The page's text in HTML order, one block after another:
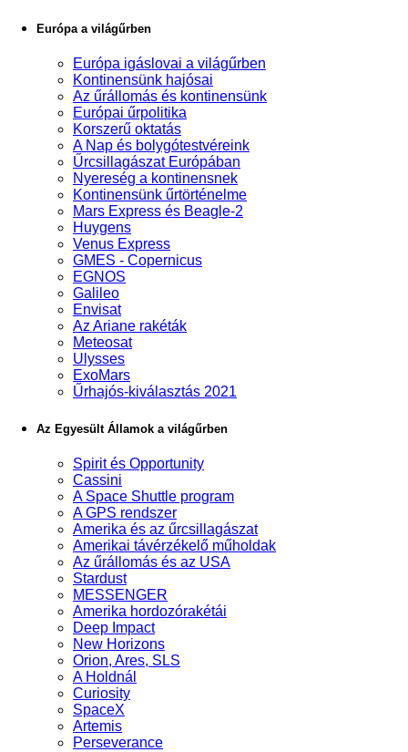
Európa a világűrben
Európa igáslovai a világűrben
Kontinensünk hajósai
Az űrállomás és kontinensünk
Európai űrpolitika
Korszerű oktatás
A Nap és bolygótestvéreink
Űrcsillagászat Európában
Nyereség a kontinensnek
Kontinensünk űrtörténelme
Mars Express és Beagle-2
Huygens
Venus Express
GMES - Copernicus
EGNOS
Galileo
Envisat
Az Ariane rakéták
Meteosat
Ulysses
ExoMars
Űrhajós-kiválasztás 2021
Az Egyesült Államok a világűrben
Spirit és Opportunity
Cassini
A Space Shuttle program
A GPS rendszer
Amerika és az űrcsillagászat
Amerikai távérzékelő műholdak
Az űrállomás és az USA
Stardust
MESSENGER
Amerika hordozórakétái
Deep Impact
New Horizons
Orion, Ares, SLS
A Holdnál
Curiosity
SpaceX
Artemis
Perseverance